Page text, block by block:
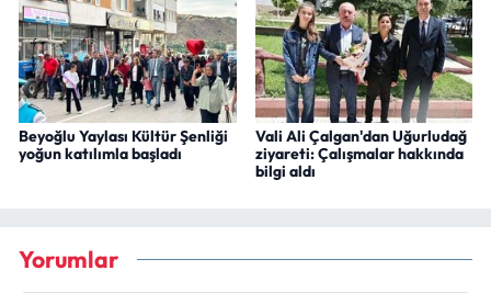
Beyoğlu Yaylası Kültür Şenliği
yoğun katılımla başladı
Vali Ali Çalgan'dan Uğurludağ
ziyareti: Çalışmalar hakkında
bilgi aldı
Yorumlar